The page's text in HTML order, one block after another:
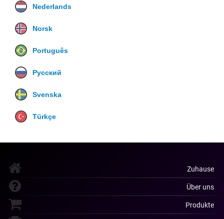
Nederlands
Norsk
Português
Русский
Svenska
Türkçe
Zuhause
Über uns
Produkte